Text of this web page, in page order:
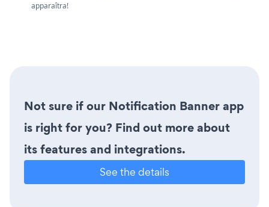
apparaîtra!
Not sure if our Notification Banner app
is right for you? Find out more about
its features and integrations.
See the details